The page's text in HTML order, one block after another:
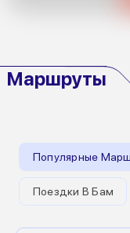
Маршруты
Популярные
Поездки В Бам